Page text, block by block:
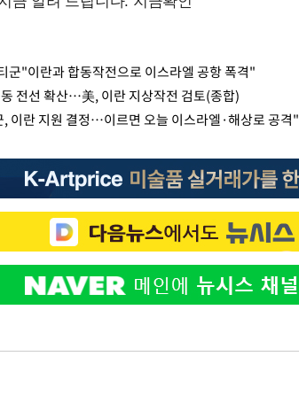
군"이란과 합동작전으로 이스라엘 공항 폭격"
전선 확산…美, 이란 지상작전 검토(종합)
이란 지원 결정…이르면 오늘 이스라엘·해상로 공격"